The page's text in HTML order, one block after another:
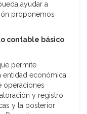
ayudar a
proponemos
contable básico
permite
económica
operaciones
y registro
y la posterior